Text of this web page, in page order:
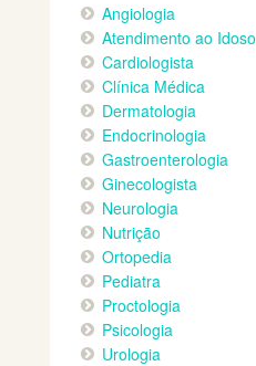
Angiologia
Atendimento ao Idoso
Cardiologista
Clínica Médica
Dermatologia
Endocrinologia
Gastroenterologia
Ginecologista
Neurologia
Nutrição
Ortopedia
Pediatra
Proctologia
Psicologia
Urologia